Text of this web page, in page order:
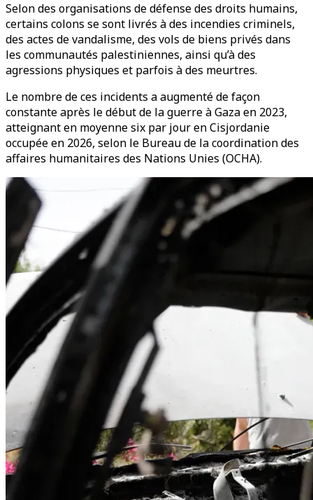
Selon des organisations de défense des droits humains,
certains colons se sont livrés à des incendies criminels,
des actes de vandalisme, des vols de biens privés dans
les communautés palestiniennes, ainsi qu’à des
agressions physiques et parfois à des meurtres.
Le nombre de ces incidents a augmenté de façon
constante après le début de la guerre à Gaza en 2023,
atteignant en moyenne six par jour en Cisjordanie
occupée en 2026, selon le Bureau de la coordination des
affaires humanitaires des Nations Unies (OCHA).